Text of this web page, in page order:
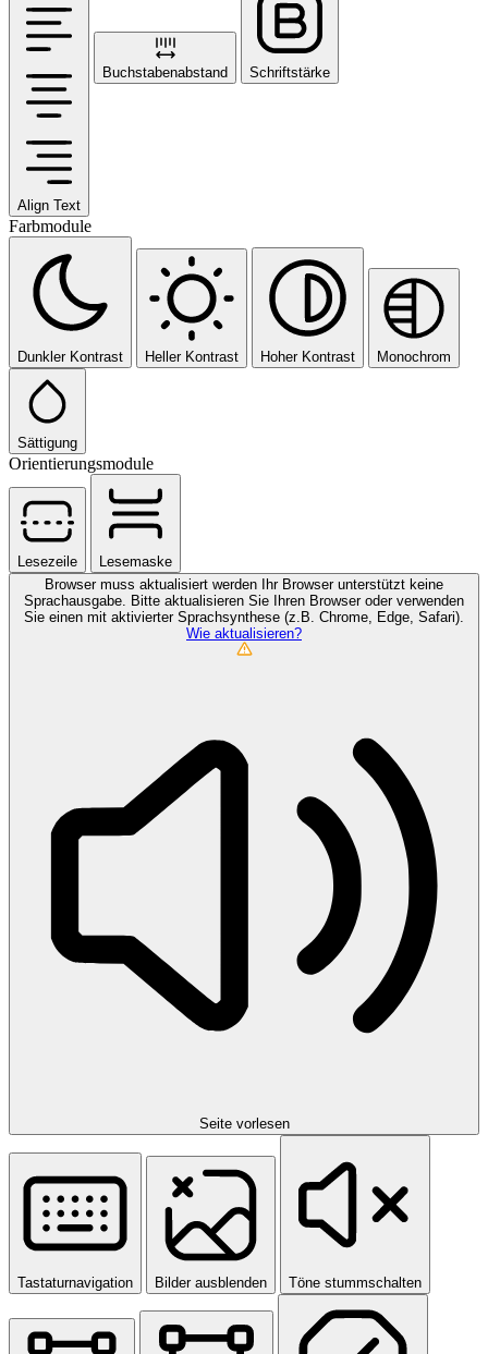
Align Text
Buchstabenabstand Schriftstärke
Farbmodule
Dunkler Kontrast Heller Kontrast Hoher Kontrast Monochrom
Sättigung
Orientierungsmodule
Lesezeile
Lesemaske
Browser muss aktualisiert werden
Ihr Browser unterstützt keine
Sprachausgabe. Bitte aktualisieren Sie Ihren Browser oder verwenden
Sie einen mit aktivierter Sprachsynthese (z.B. Chrome, Edge, Safari).
Wie aktualisieren?
Seite vorlesen
Tastaturnavigation Bilder ausblenden Töne stummschalten